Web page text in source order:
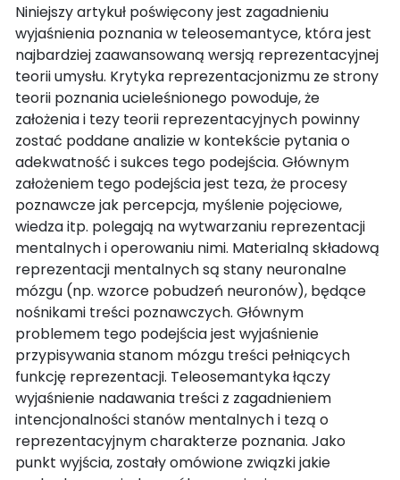
Niniejszy artykuł poświęcony jest zagadnieniu
wyjaśnienia poznania w teleosemantyce, która jest
najbardziej zaawansowaną wersją reprezentacyjnej
teorii umysłu. Krytyka reprezentacjonizmu ze strony
teorii poznania ucieleśnionego powoduje, że
założenia i tezy teorii reprezentacyjnych powinny
zostać poddane analizie w kontekście pytania o
adekwatność i sukces tego podejścia. Głównym
założeniem tego podejścia jest teza, że procesy
poznawcze jak percepcja, myślenie pojęciowe,
wiedza itp. polegają na wytwarzaniu reprezentacji
mentalnych i operowaniu nimi. Materialną składową
reprezentacji mentalnych są stany neuronalne
mózgu (np. wzorce pobudzeń neuronów), będące
nośnikami treści poznawczych. Głównym
problemem tego podejścia jest wyjaśnienie
przypisywania stanom mózgu treści pełniących
funkcję reprezentacji. Teleosemantyka łączy
wyjaśnienie nadawania treści z zagadnieniem
intencjonalności stanów mentalnych i tezą o
reprezentacyjnym charakterze poznania. Jako
punkt wyjścia, zostały omówione związki jakie